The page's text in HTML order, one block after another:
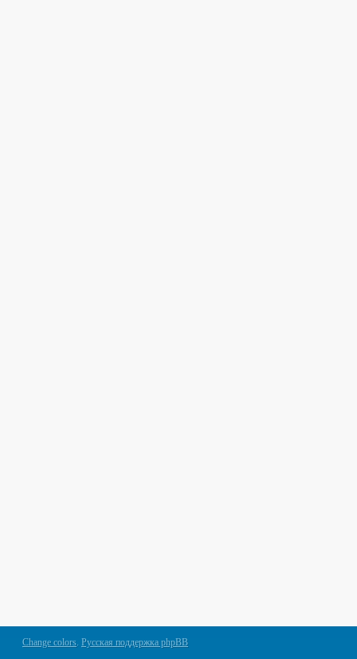
Change colors. Русская поддержка phpBB